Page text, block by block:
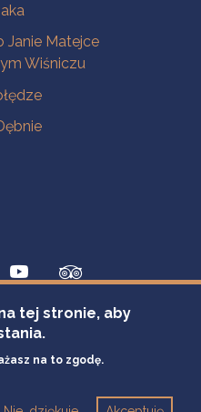
Janie Matejce
Wiśniczu
tej stronie, aby
na to zgodę.